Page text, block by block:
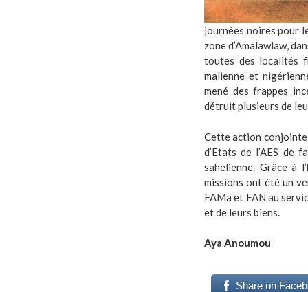
journées noires pour
zone d’Amalawlaw,
toutes des localités
malienne et
mené des frappes
détruit plusieurs de
Cette action
d’Etats de l’AES
sahélienne. Grâce à
missions ont été un
FAMa et FAN au
et de leurs biens.
Aya Anoumou
Share on